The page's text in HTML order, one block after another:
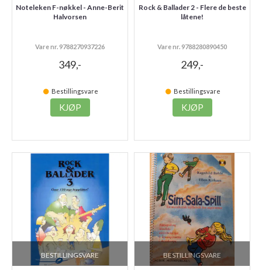
Noteleken F-nøkkel - Anne-Berit
Halvorsen
Vare nr. 9788270937226
349,-
Bestillingsvare
KJØP
Rock & Ballader 2 - Flere de beste
låtene!
Vare nr. 9788280890450
249,-
Bestillingsvare
KJØP
BESTILLINGSVARE BESTILLINGSVARE